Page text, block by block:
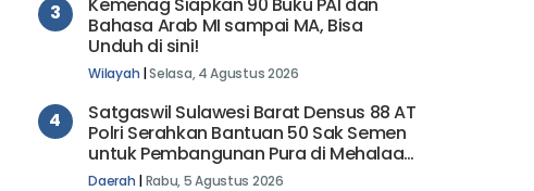
3
Bahasa Arab MI sampai MA, Bisa
Unduh di sini!
Wilayah |Selasa, 4 Agustus 2026
4
Satgaswil Sulawesi Barat Densus 88 AT
Polri Serahkan Bantuan 50 Sak Semen
untuk Pembangunan Pura di Mehalaan
Barat
Daerah |Rabu, 5 Agustus 2026